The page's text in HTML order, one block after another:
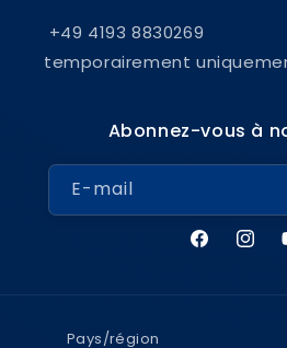
+49 4193 8830269
temporairement
Abonnez-vous à
E-mail
Facebook
Pays/région